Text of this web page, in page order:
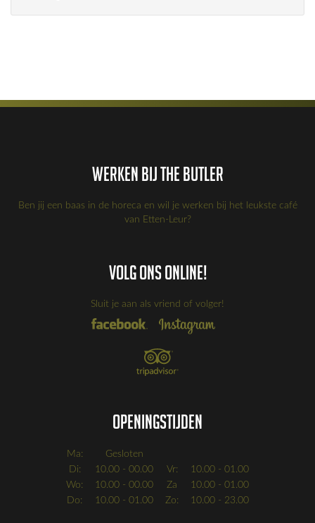
Werken bij the Butler
Ben jij een baas in de horeca en wil je werken bij het leukste café
van Etten-Leur?
Volg ons online!
Sluit je aan als vriend of volger!
Openingstijden
Ma:
Gesloten
Di:
10.00 - 00.00 Vr:
10.00 - 01.00
Wo:
10.00 - 00.00 Za
10.00 - 01.00
Do:
10.00 - 01.00 Zo: 10.00 - 23.00